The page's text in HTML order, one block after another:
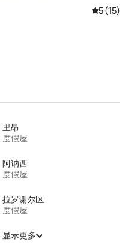
平均评分
5 (15)
里昂
度假屋
阿讷西
度假屋
拉罗谢尔区
度假屋
显示更多